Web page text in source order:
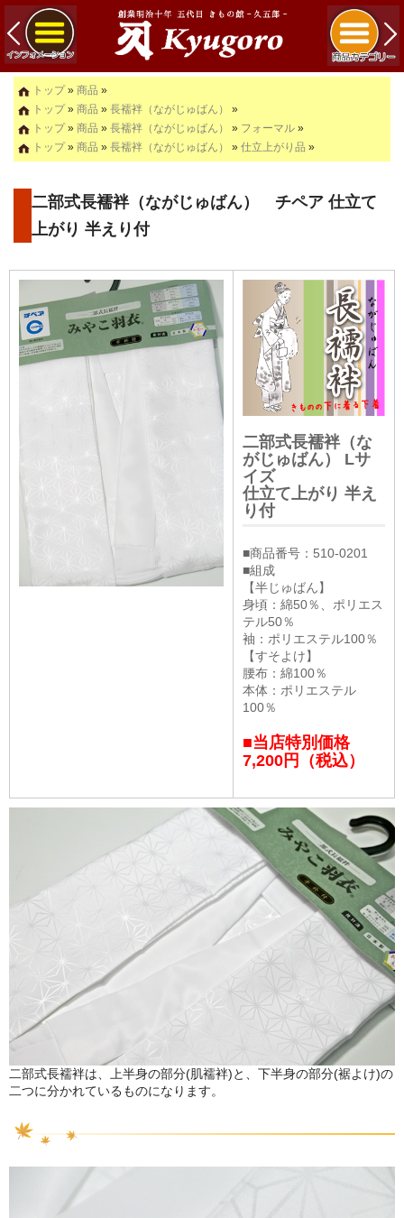
トップ» 商品 »
トップ» 商品 » 長襦袢（ながじゅばん）
»
トップ» 商品 » 長襦袢（ながじゅばん） » フォーマル »
トップ» 商品 » 長襦袢（ながじゅばん） » 仕立上がり品 »
二部式長襦袢（ながじゅばん） チペア 仕立て
上がり 半えり付
二部式長襦袢（な
がじゅばん） Lサ
イズ
仕立て上がり 半え
り付
■商品番号：510-0201
■組成
【半じゅばん】
身頃：綿50％、ポリエス
テル50％
袖：ポリエステル100％
【すそよけ】
腰布：綿100％
本体：ポリエステル
100％
■当店特別価格
7,200円（税込）
二部式長襦袢は、上半身の部分(肌襦袢)と、下半身の部分(裾よけ)の
二つに分かれているものになります。